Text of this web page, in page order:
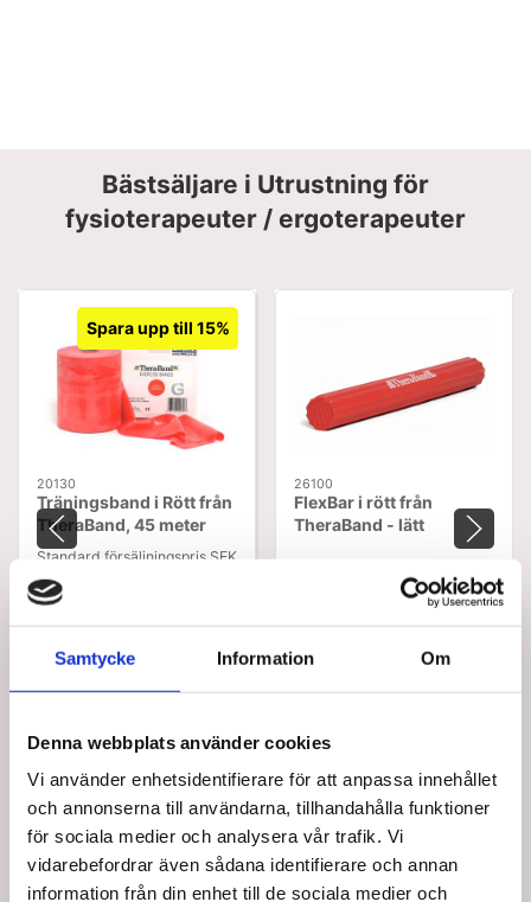
Samtycke Information Om
Denna webbplats använder cookies
Vi använder enhetsidentifierare för att anpassa innehållet
och annonserna till användarna, tillhandahålla funktioner
för sociala medier och analysera vår trafik. Vi
vidarebefordrar även sådana identifierare och annan
information från din enhet till de sociala medier och
Bästsäljare i Utrustning för
fysioterapeuter / ergoterapeuter
Spara upp till 15%
20130
Träningsband i Rött från
TheraBand, 45 meter
Standard försäljningspris SEK
1 171,25
Från
St.
SEK 796,45 Exkl. moms
varukorg
+100 i lager
26100
FlexBar i rött från
TheraBand - lätt
SEK 189,75/ St.
SEK 151,80 Exkl. moms
Lägg i
varukorg